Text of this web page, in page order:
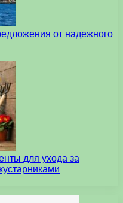
от надежного
для ухода за